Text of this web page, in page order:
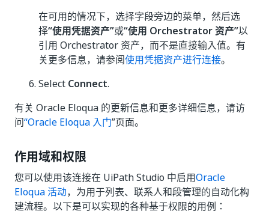
在可用的情况下，选择字段旁边的菜单，然后选
择“使用凭据资产”或“使用 Orchestrator 资产”以
引用 Orchestrator 资产，而不是直接输入值。有
关更多信息，请参阅使用凭据资产进行连接。
Select Connect.
有关 Oracle Eloqua 的更新信息和更多详细信息，请访
问“Oracle Eloqua 入门”页面。
作用域和权限
您可以使用该连接在 UiPath Studio 中启用Oracle
Eloqua 活动，为用于列表、联系人和段管理的自动化构
建流程。以下是可以实现的各种基于权限的用例：